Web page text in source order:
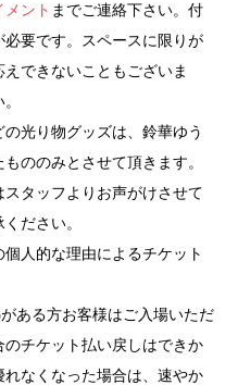
ント までご連絡下さい。付
要です。スペースに限りが
できないこともございま
光り物グッズは、鈴華ゆう
ののみとさせて頂きます。
タッフよりお声がけさせて
ださい。
人的な理由によるチケット
ある方お客様はご入場いただ
チケット払い戻しはできか
なくなった場合は、速やか